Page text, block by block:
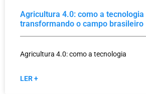
Agricultura 4.0: como a tecnologia
transformando o campo brasileiro
Agricultura 4.0: como a tecnologia
LER +